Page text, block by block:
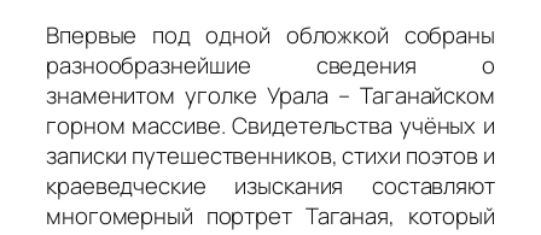
Впервые под одной обложкой собраны
разнообразнейшие сведения о
знаменитом уголке Урала – Таганайском
горном массиве. Свидетельства учёных и
записки путешественников, стихи поэтов и
краеведческие изыскания составляют
многомерный портрет Таганая, который